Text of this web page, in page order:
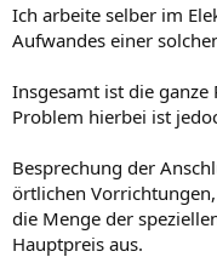
Ich arbeite selber im
Aufwandes einer
Insgesamt ist die
Problem hierbei ist
Besprechung der
örtlichen
die Menge der
Hauptpreis aus.